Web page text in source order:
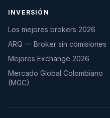
INVERSIÓN
Los mejores brokers 2026
ARQ — Broker sin comisiones
Mejores Exchange 2026
Mercado Global Colombiano
(MGC)